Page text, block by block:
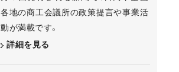
各地の商工会議所の政策提言や事業活
動が満載です。
詳細を見る